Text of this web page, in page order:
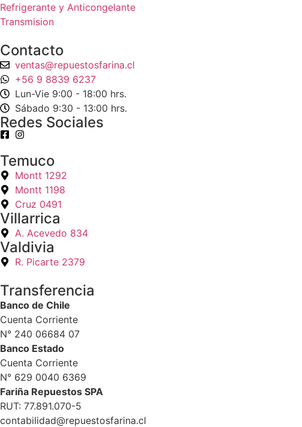
Refrigerante y Anticongelante
Transmision
Contacto
ventas@repuestosfarina.cl
+56 9 8839 6237
Lun-Vie 9:00 - 18:00 hrs.
Sábado 9:30 - 13:00 hrs.
Redes Sociales
Temuco
Montt 1292
Montt 1198
Cruz 0491
Villarrica
A. Acevedo 834
Valdivia
R. Picarte 2379
Transferencia
Banco de Chile
Cuenta Corriente
N° 240 06684 07
Banco Estado
Cuenta Corriente
N° 629 0040 6369
Fariña Repuestos SPA
RUT: 77.891.070-5
contabilidad@repuestosfarina.cl